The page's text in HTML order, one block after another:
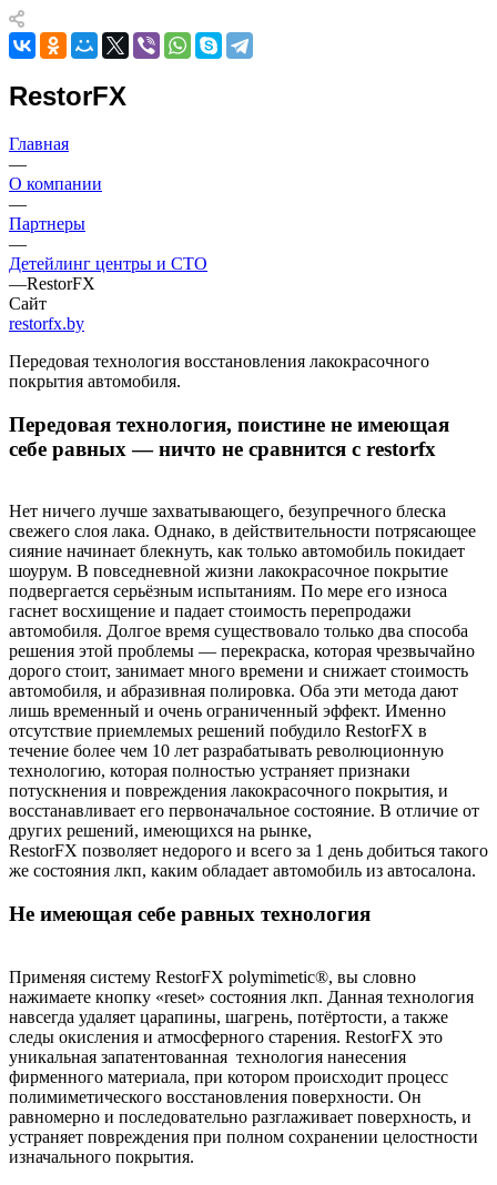
RestorFX
Главная
—
О компании
—
Партнеры
—
Детейлинг центры и СТО
—RestorFX
Сайт
restorfx.by
Передовая технология восстановления лакокрасочного
покрытия автомобиля.
Передовая технология, поистине не имеющая
себе равных — ничто не сравнится с restorfx
Нет ничего лучше захватывающего, безупречного блеска
свежего слоя лака. Однако, в действительности потрясающее
сияние начинает блекнуть, как только автомобиль покидает
шоурум. В повседневной жизни лакокрасочное покрытие
подвергается серьёзным испытаниям. По мере его износа
гаснет восхищение и падает стоимость перепродажи
автомобиля. Долгое время существовало только два способа
решения этой проблемы — перекраска, которая чрезвычайно
дорого стоит, занимает много времени и снижает стоимость
автомобиля, и абразивная полировка. Оба эти метода дают
лишь временный и очень ограниченный эффект. Именно
отсутствие приемлемых решений побудило RestorFX в
течение более чем 10 лет разрабатывать революционную
технологию, которая полностью устраняет признаки
потускнения и повреждения лакокрасочного покрытия, и
восстанавливает его первоначальное состояние. В отличие от
других решений, имеющихся на рынке,
RestorFX позволяет недорого и всего за 1 день добиться такого
же состояния лкп, каким обладает автомобиль из автосалона.
Не имеющая себе равных технология
Применяя систему RestorFX polymimetic®, вы словно
нажимаете кнопку «reset» состояния лкп. Данная технология
навсегда удаляет царапины, шагрень, потёртости, а также
следы окисления и атмосферного старения. RestorFX это
уникальная запатентованная технология нанесения
фирменного материала, при котором происходит процесс
полимиметического восстановления поверхности. Он
равномерно и последовательно разглаживает поверхность, и
устраняет повреждения при полном сохранении целостности
изначального покрытия.